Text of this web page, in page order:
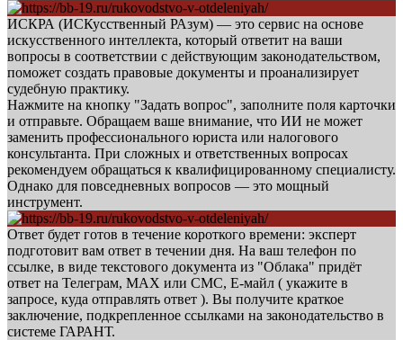
ИСКРА (ИСКусственный РАзум) — это сервис на основе
искусственного интеллекта, который ответит на ваши
вопросы в соответствии с действующим законодательством,
поможет создать правовые документы и проанализирует
судебную практику.
Нажмите на кнопку "Задать вопрос", заполните поля карточки
и отправьте. Обращаем ваше внимание, что ИИ не может
заменить профессионального юриста или налогового
консультанта. При сложных и ответственных вопросах
рекомендуем обращаться к квалифицированному специалисту.
Однако для повседневных вопросов — это мощный
инструмент.
Ответ будет готов в течение короткого времени: эксперт
подготовит вам ответ в течении дня. На ваш телефон по
ссылке, в виде текстового документа из "Облака" придёт
ответ на Телеграм, МАХ или СМС, Е-майл ( укажите в
запросе, куда отправлять ответ ). Вы получите краткое
заключение, подкрепленное ссылками на законодательство в
системе ГАРАНТ.